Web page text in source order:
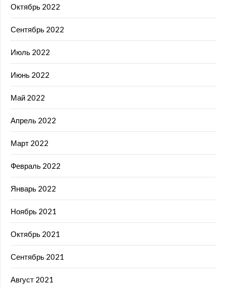
Октябрь 2022
Сентябрь 2022
Июль 2022
Июнь 2022
Май 2022
Апрель 2022
Март 2022
Февраль 2022
Январь 2022
Ноябрь 2021
Октябрь 2021
Сентябрь 2021
Август 2021